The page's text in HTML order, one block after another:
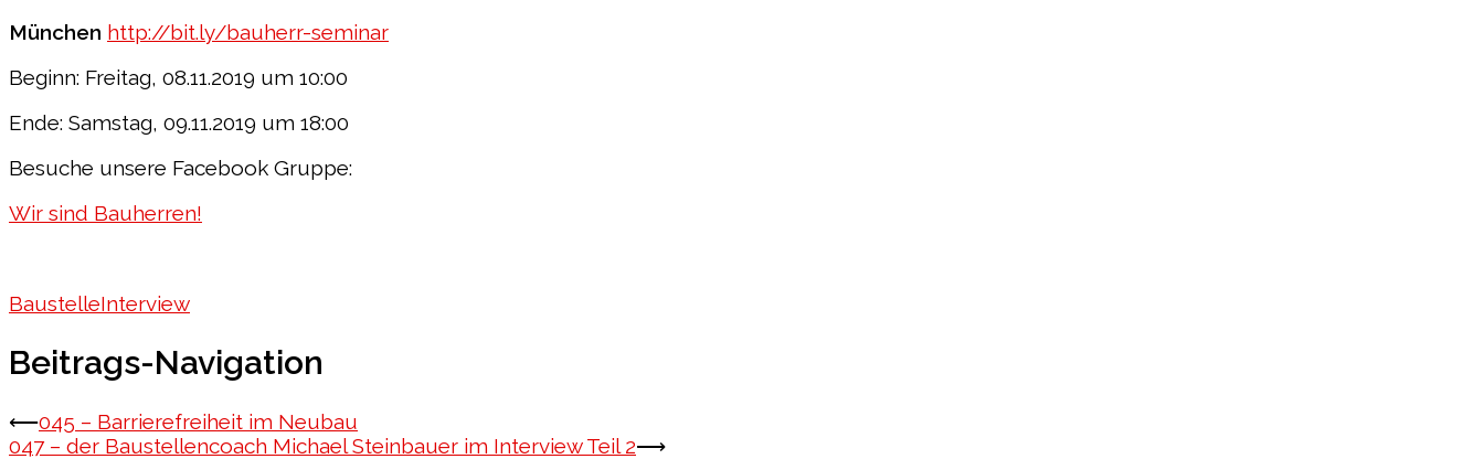
München http://bit.ly/bauherr-seminar
Beginn: Freitag, 08.11.2019 um 10:00
Ende: Samstag, 09.11.2019 um 18:00
Besuche unsere Facebook Gruppe:
Wir sind Bauherren!
BaustelleInterview
Beitrags-Navigation
⟵045 – Barrierefreiheit im Neubau
047 – der Baustellencoach Michael Steinbauer im Interview Teil 2⟶